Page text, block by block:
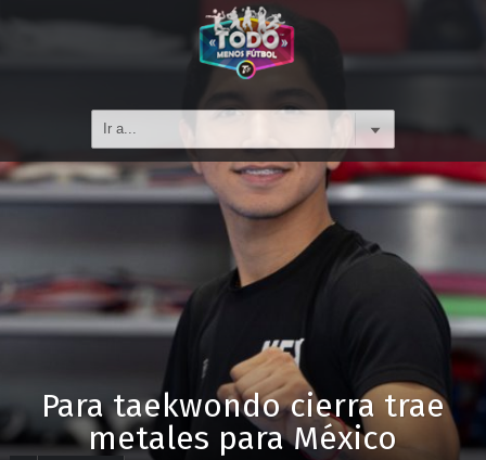
Para taekwondo cierra trae
metales para México